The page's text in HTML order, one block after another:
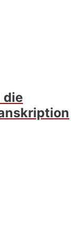
die